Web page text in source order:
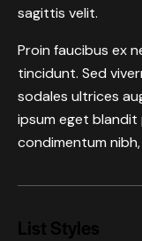
sagittis velit.
Proin faucibus ex
tincidunt. Sed
sodales ultrices
ipsum eget blandit
condimentum
List Styles